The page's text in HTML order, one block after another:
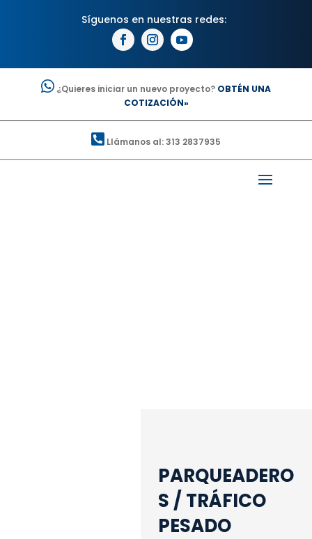
¿Quieres iniciar un nuevo proyecto? OBTÉN UNA
COTIZACIÓN»
Llámanos al: 313 2837935
PARQUEADERO
S / TRÁFICO
PESADO